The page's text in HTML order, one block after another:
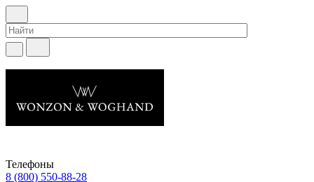
Телефоны
8 (800) 550-88-28